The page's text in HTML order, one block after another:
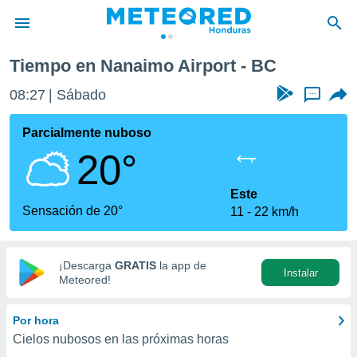
de
ha sido
que se
calidad.
a este
las
y
digital
basada
Tiempo en Nanaimo Airport - BC
08:27 Sábado ...
Parcialmente nuboso
20°
Sensación de 20°
Este
11
22 km/h
¡Descarga GRATIS la app de
Meteored!
Instalar
Por hora
Cielos nubosos en las próximas horas